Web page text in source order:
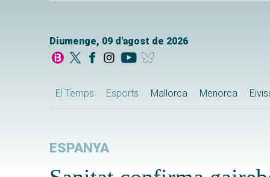
Diumenge, 09 d'agost de 2026
El Temps Esports Mallorca Menorca
ESPANYA